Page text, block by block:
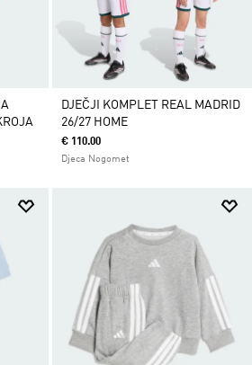
DJEČJI KOMPLET REAL MADRID
26/27 HOME
€ 110.00
Djeca Nogomet